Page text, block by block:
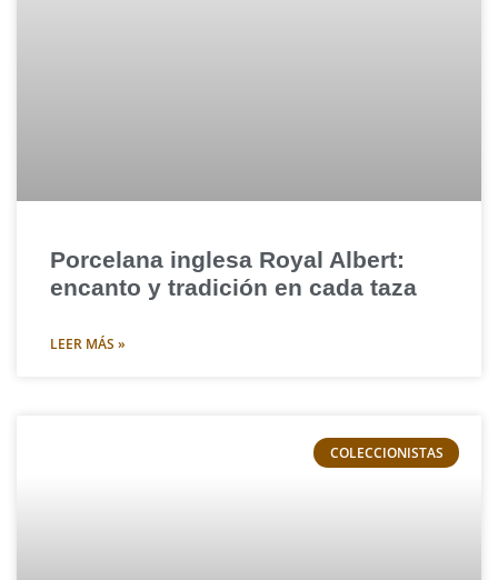
Porcelana inglesa Royal Albert:
encanto y tradición en cada taza
LEER MÁS »
COLECCIONISTAS